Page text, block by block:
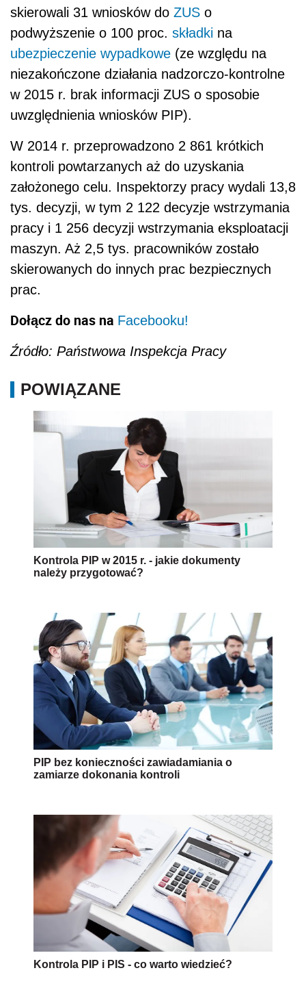
skierowali 31 wniosków do ZUS o
podwyższenie o 100 proc. składki na
ubezpieczenie wypadkowe (ze względu na
niezakończone działania nadzorczo-kontrolne
w 2015 r. brak informacji ZUS o sposobie
uwzględnienia wniosków PIP).
W 2014 r. przeprowadzono 2 861 krótkich
kontroli powtarzanych aż do uzyskania
założonego celu. Inspektorzy pracy wydali 13,8
tys. decyzji, w tym 2 122 decyzje wstrzymania
pracy i 1 256 decyzji wstrzymania eksploatacji
maszyn. Aż 2,5 tys. pracowników zostało
skierowanych do innych prac bezpiecznych
prac.
Dołącz do nas na Facebooku!
Źródło: Państwowa Inspekcja Pracy
POWIĄZANE
Kontrola PIP w 2015 r. - jakie dokumenty
należy przygotować?
PIP bez konieczności zawiadamiania o
zamiarze dokonania kontroli
Kontrola PIP i PIS - co warto wiedzieć?